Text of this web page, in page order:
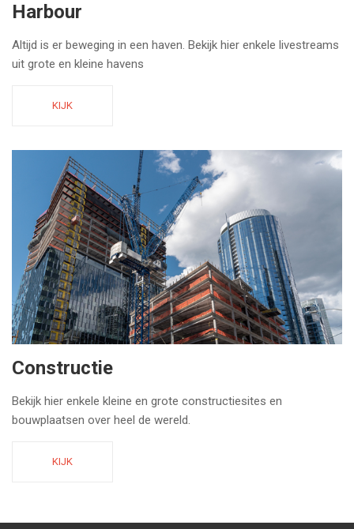
Harbour
Altijd is er beweging in een haven. Bekijk hier enkele livestreams
uit grote en kleine havens
KIJK
Constructie
Bekijk hier enkele kleine en grote constructiesites en
bouwplaatsen over heel de wereld.
KIJK